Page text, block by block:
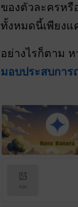
ของตัวละครห
ทั้งหมดนี้เพียงแ
อย่างไรก็ตาม
มอบประสบกา